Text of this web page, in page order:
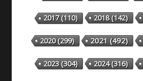
2017(110) 2018(142)
2020(299) 2021(492)
2023(304) 2024(316)